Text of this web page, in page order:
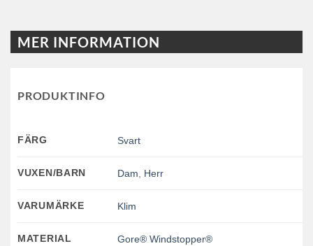
MER INFORMATION
PRODUKTINFO
FÄRG Svart
VUXEN/BARN Dam Herr
VARUMÄRKE Klim
MATERIAL Gore® Windstopper®